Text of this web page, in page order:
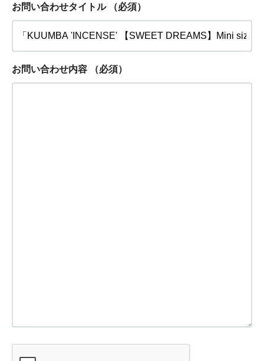
お問い合わせタイトル （必須）
お問い合わせ内容 （必須）